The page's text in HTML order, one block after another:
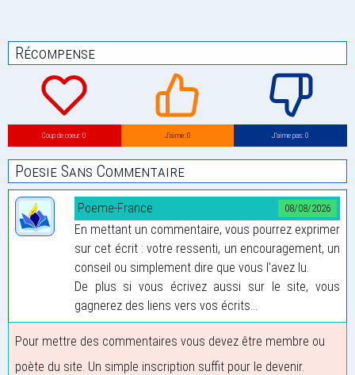
Récompense
Coup de coeur: 0 J’aime: 0 J’aime pas: 0
Poesie Sans Commentaire
08/08/2026
Poeme-France
En mettant un commentaire, vous pourrez exprimer
sur cet écrit : votre ressenti, un encouragement, un
conseil ou simplement dire que vous l'avez lu.
De plus si vous écrivez aussi sur le site, vous
gagnerez des liens vers vos écrits...
Pour mettre des commentaires vous devez être membre ou
poète du site. Un simple inscription suffit pour le devenir.